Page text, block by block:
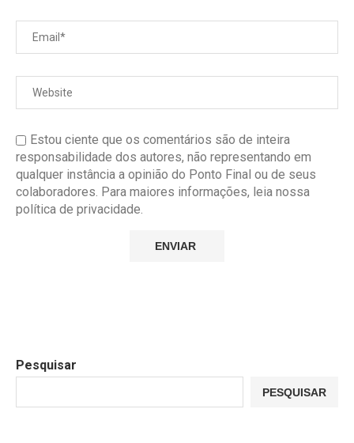
Estou ciente que os comentários são de inteira
responsabilidade dos autores, não representando em
qualquer instância a opinião do Ponto Final ou de seus
colaboradores. Para maiores informações, leia nossa
política de privacidade.
Pesquisar
PESQUISAR